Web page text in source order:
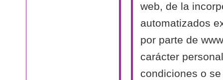
web, de la
automatizados
por parte de
carácter
condiciones o